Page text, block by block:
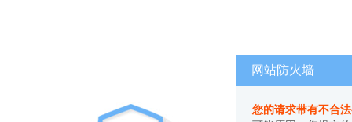
网站防火墙
您的请求带有不合